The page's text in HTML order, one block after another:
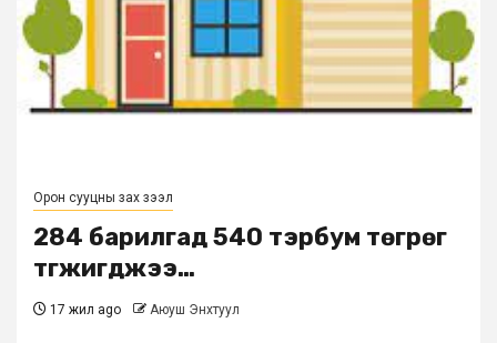
Орон сууцны зах зээл
284 барилгад 540 тэрбум төгрөг
түгжигджээ…
17 жил ago Аюуш Энхтуул